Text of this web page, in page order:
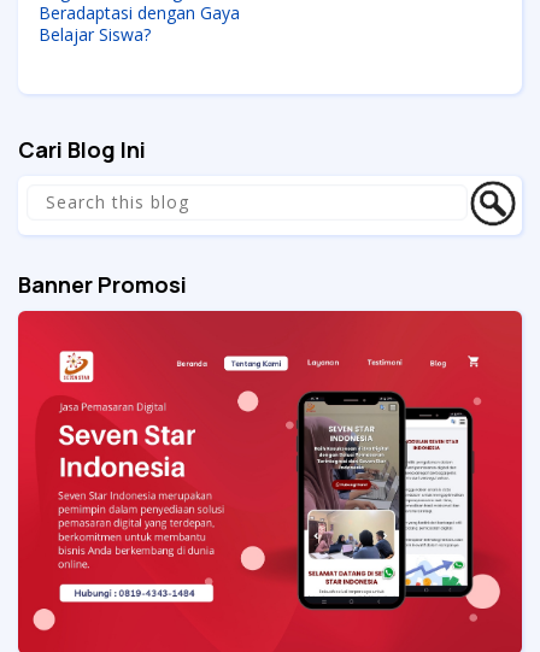
Beradaptasi dengan Gaya
Belajar Siswa?
Cari Blog Ini
Banner Promosi